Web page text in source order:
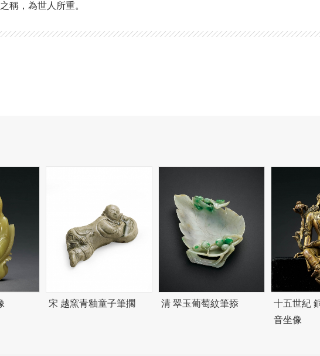
稱，為世人所重。
宋 越窯青釉童子筆擱 清 翠玉葡萄紋筆掭
十五世紀
音坐像